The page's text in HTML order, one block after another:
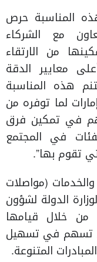
المناسبة حرص
مع الشركاء
من الارتقاء
معايير الدقة
هذه المناسبة
لما توفره من
في تمكين فرق
في المجتمع
تقوم بها”.
والخدمات (مواصلات
الدولة لشؤون
من خلال قيامها
تسهم في تسهيل
المتنوعة.